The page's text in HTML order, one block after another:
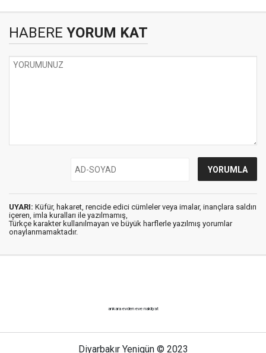
HABERE YORUM KAT
UYARI: Küfür, hakaret, rencide edici cümleler veya imalar, inançlara saldırı
içeren, imla kuralları ile yazılmamış,
Türkçe karakter kullanılmayan ve büyük harflerle yazılmış yorumlar
onaylanmamaktadır.
ankara evden eve nakliyat
Diyarbakır Yenigün © 2023